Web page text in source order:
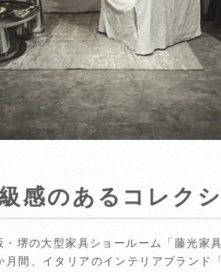
感のあるコレク
堺の大型家具ショールーム「藤光家
間、イタリアのインテリアブランド